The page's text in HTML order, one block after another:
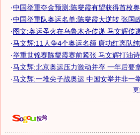
·中国举重夺金预测:陈燮霞有望获得首枚奥
·中国举重队奥运名单:陈燮霞大逆转 张国
·图文:奥运圣火在乌鲁木齐传递 马文辉传
·马文辉:11人争4个奥运名额 唐功红离队纯
·举重世锦赛陈燮霞赛前紧张 马文辉打油诗
·马文辉:北京奥运压力激动并存 一年后要
·马文辉:一堆尖子战奥运 中国女举并非一